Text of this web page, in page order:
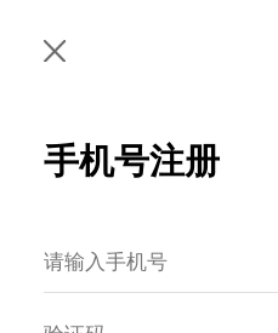
手机号注册